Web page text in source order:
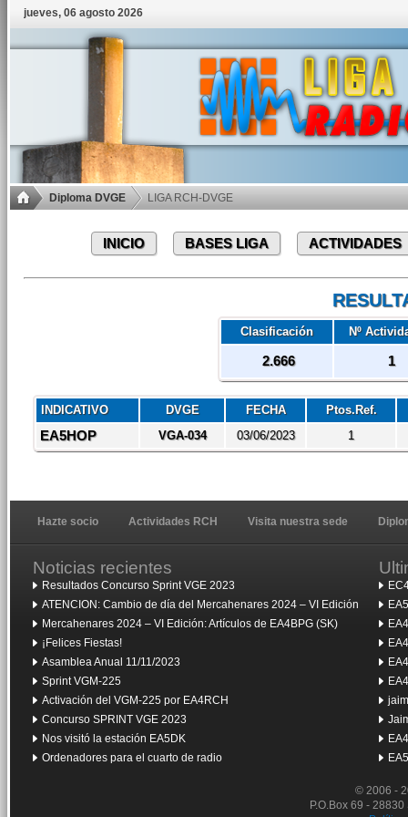
jueves, 06 agosto 2026
Diploma DVGE LIGA RCH-DVGE
INICIO BASES LIGA ACTIVIDADES
Clasificación Nº
2.666 1
INDICATIVO DVGE FECHA Ptos.Ref.
EA5HOP VGA-034 03/06/2023 1
Hazte socio Actividades RCH Visita nuestra sede
Noticias recientes
Resultados Concurso Sprint VGE 2023
ATENCION: Cambio de día del Mercahenares 2024 – VI Edición
Mercahenares 2024 – VI Edición: Artículos de EA4BPG (SK)
¡Felices Fiestas!
Asamblea Anual 11/11/2023
Sprint VGM-225
Activación del VGM-225 por EA4RCH
Concurso SPRINT VGE 2023
Nos visitó la estación EA5DK
Ordenadores para el cuarto de radio
© 2006 -
P.O.Box 69 -